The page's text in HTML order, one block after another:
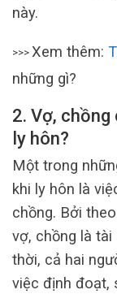
này.
>>> Xem thêm:
những gì?
2. Vợ, chồng
ly hôn?
Một trong
khi ly hôn là
chồng. Bởi
vợ, chồng là
thời, cả hai
việc định đoạt,